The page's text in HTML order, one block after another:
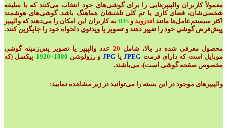
معمولاً کاربران والپیپرهایی را برای گوشی‌های حود انتخاب می‌کنند که با سلیقه‌
شخصی‌شان، فضای کاری یا تم کلی تلفنشان هماهنگ باشد. گوشی‌های هوشمند
اکثر سیستم‌عامل‌ها مانند اندروید وiOS به کاربران این امکان را می‌دهند که والپیپر
پیش‌فرض گوشی خود را تغییر دهند و تصویر یا ویدئوی دلخواه خود را جایگزین کنند.
محصول معرفی شده در بالا، شامل 20 عدد والپیپر یا تصویر پس‌زمینه گوشی
موبایل است که دارای فرمت JPEGیاJPG و رزولوشن 1080×1920
پیکسل (که
مخصوص صفحه گوشی است)، می‌باشند.
والپیپرهای موجود در این بسته را می‌توانید در زیر مشاهده نمایید: